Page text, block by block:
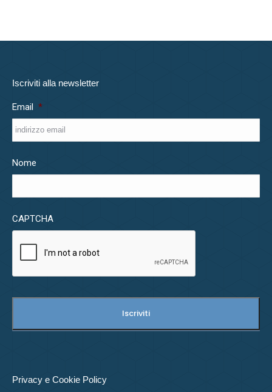
Iscriviti alla newsletter
Email *
Nome
CAPTCHA
Privacy e Cookie Policy